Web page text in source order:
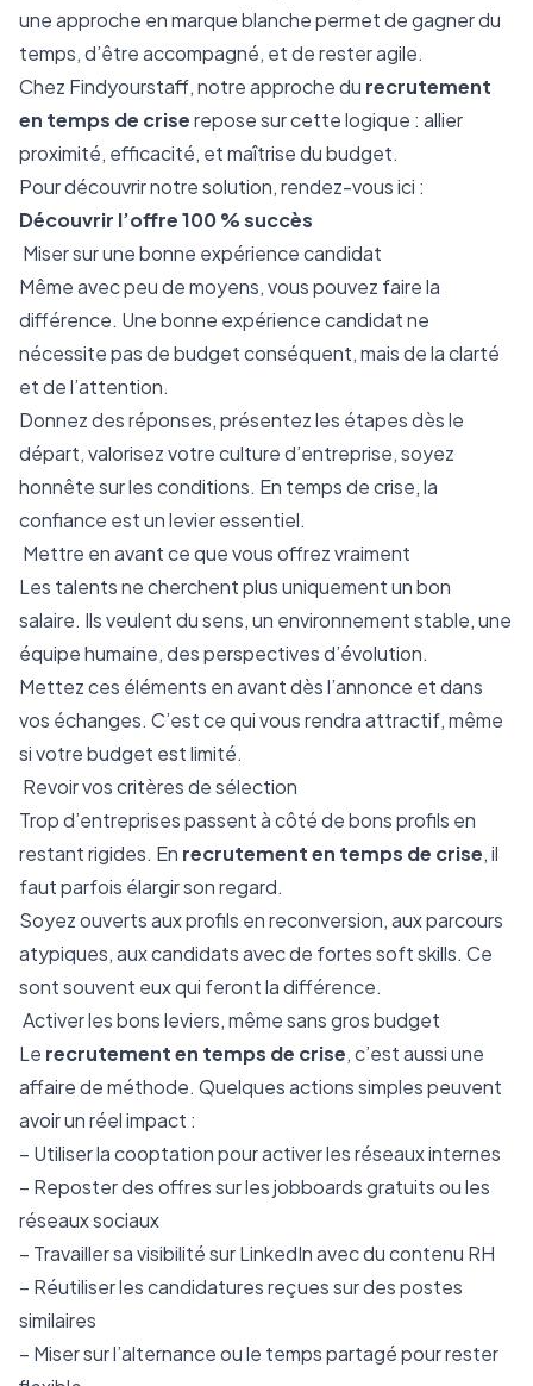
une approche en marque blanche permet de gagner du
temps, d’être accompagné, et de rester agile.
Chez Findyourstaff, notre approche du recrutement
en temps de criserepose sur cette logique : allier
proximité, efficacité, et maîtrise du budget.
Pour découvrir notre solution, rendez-vous ici :
Découvrir l’offre 100 % succès
Miser sur une bonne expérience candidat
Même avec peu de moyens, vous pouvez faire la
différence. Une bonne expérience candidat ne
nécessite pas de budget conséquent, mais de la clarté
et de l’attention.
Donnez des réponses, présentez les étapes dès le
départ, valorisez votre culture d’entreprise, soyez
honnête sur les conditions. En temps de crise, la
confiance est un levier essentiel.
Mettre en avant ce que vous offrez vraiment
Les talents ne cherchent plus uniquement un bon
salaire. Ils veulent du sens, un environnement stable, une
équipe humaine, des perspectives d’évolution.
Mettez ces éléments en avant dès l’annonce et dans
vos échanges. C’est ce qui vous rendra attractif, même
si votre budget est limité.
Revoir vos critères de sélection
Trop d’entreprises passent à côté de bons profils en
restant rigides. En recrutement en temps de crise, il
faut parfois élargir son regard.
Soyez ouverts aux profils en reconversion, aux parcours
atypiques, aux candidats avec de fortes soft skills. Ce
sont souvent eux qui feront la différence.
Activer les bons leviers, même sans gros budget
Le recrutement en temps de crise, c’est aussi une
affaire de méthode. Quelques actions simples peuvent
avoir un réel impact :
– Utiliser la cooptation pour activer les réseaux internes
– Reposter des offres sur les jobboards gratuits ou les
réseaux sociaux
– Travailler sa visibilité sur LinkedIn avec du contenu RH
– Réutiliser les candidatures reçues sur des postes
similaires
– Miser sur l’alternance ou le temps partagé pour rester